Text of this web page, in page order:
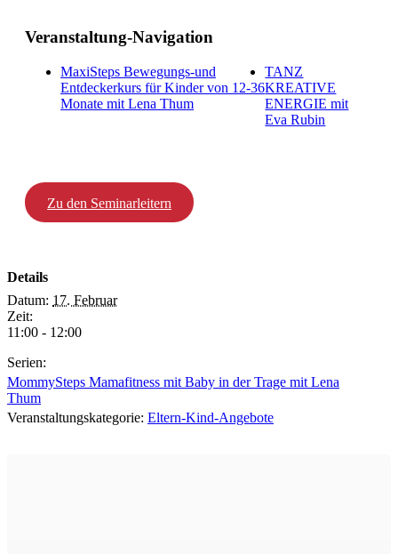
Veranstaltung-Navigation
MaxiSteps Bewegungs-und
Entdeckerkurs für Kinder von 12-36
Monate mit Lena Thum
TANZ
KREATIVE
ENERGIE mit
Eva Rubin
Zu den Seminarleitern
Details
Datum: 17. Februar
Zeit:
11:00 - 12:00
Serien:
MommySteps Mamafitness mit Baby in der Trage mit Lena
Thum
Veranstaltungskategorie: Eltern-Kind-Angebote